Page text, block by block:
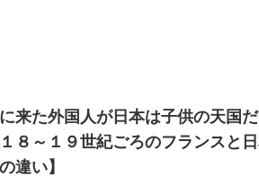
に来た外国人が日本は子供の天国だ
８～１９世紀ごろのフランスと
違い】